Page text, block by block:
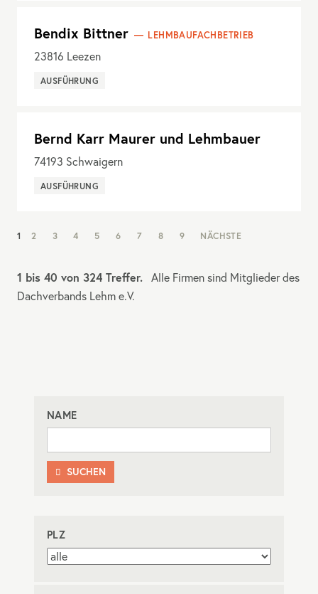
Bendix Bittner LEHMBAUFACHBETRIEB
23816 Leezen
AUSFÜHRUNG
Bernd Karr Maurer und Lehmbauer
74193 Schwaigern
AUSFÜHRUNG
NAV:
1 2 3 4 5 6 7 8 9 NÄCHSTE
1 bis 40 von 324 Treffer. Alle Firmen sind Mitglieder des
Dachverbands Lehm e.V.
NAME
 SUCHEN
PLZ